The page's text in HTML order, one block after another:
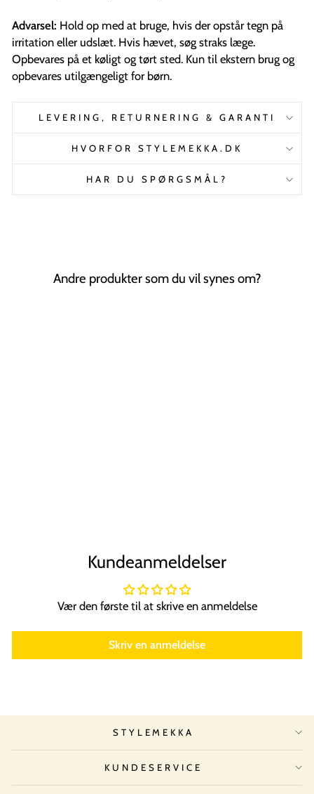
Advarsel: Hold op med at bruge, hvis der opstår tegn på
irritation eller udslæt. Hvis hævet, søg straks læge.
Opbevares på et køligt og tørt sted. Kun til ekstern brug og
opbevares utilgængeligt for børn.
LEVERING, RETURNERING & GARANTI
HVORFOR STYLEMEKKA.DK
HAR DU SPØRGSMÅL?
Andre produkter som du vil synes om?
Kundeanmeldelser
Vær den første til at skrive en anmeldelse
Skriv en anmeldelse
STYLEMEKKA
KUNDESERVICE